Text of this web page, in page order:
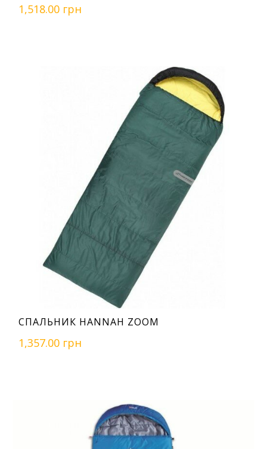
1,518.00 грн
СПАЛЬНИК HANNAH ZOOM
1,357.00 грн